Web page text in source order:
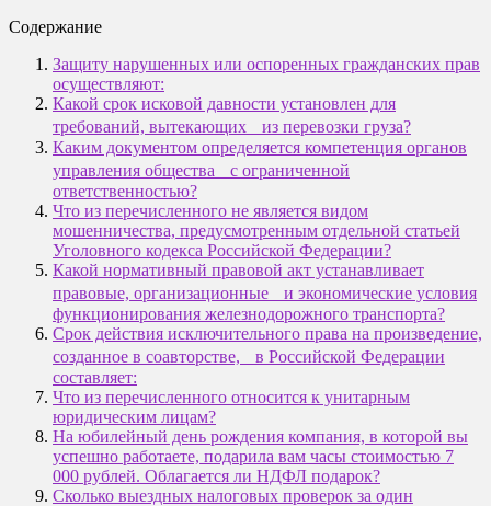
Содержание
Защиту нарушенных или оспоренных гражданских прав
осуществляют:
Какой срок исковой давности установлен для
требований, вытекающих из перевозки груза?
Каким документом определяется компетенция органов
управления общества с ограниченной
ответственностью?
Что из перечисленного не является видом
мошенничества, предусмотренным отдельной статьей
Уголовного кодекса Российской Федерации?
Какой нормативный правовой акт устанавливает
правовые, организационные и экономические условия
функционирования железнодорожного транспорта?
Срок действия исключительного права на произведение,
созданное в соавторстве, в Российской Федерации
составляет:
Что из перечисленного относится к унитарным
юридическим лицам?
На юбилейный день рождения компания, в которой вы
успешно работаете, подарила вам часы стоимостью 7
000 рублей. Облагается ли НДФЛ подарок?
Сколько выездных налоговых проверок за один